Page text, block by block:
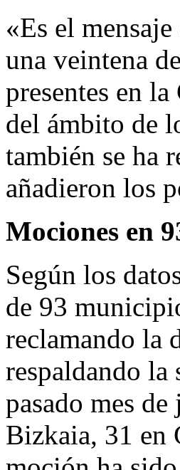
«Es el
una veintena
presentes en
del ámbito de
también se ha
añadieron los
Mociones en
Según los
de 93
reclamando la
respaldando la
pasado mes
Bizkaia, 31 en